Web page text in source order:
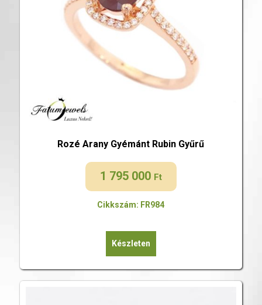
Rozé Arany Gyémánt Rubin Gyűrű
1 795 000 Ft
Cikkszám: FR984
Készleten